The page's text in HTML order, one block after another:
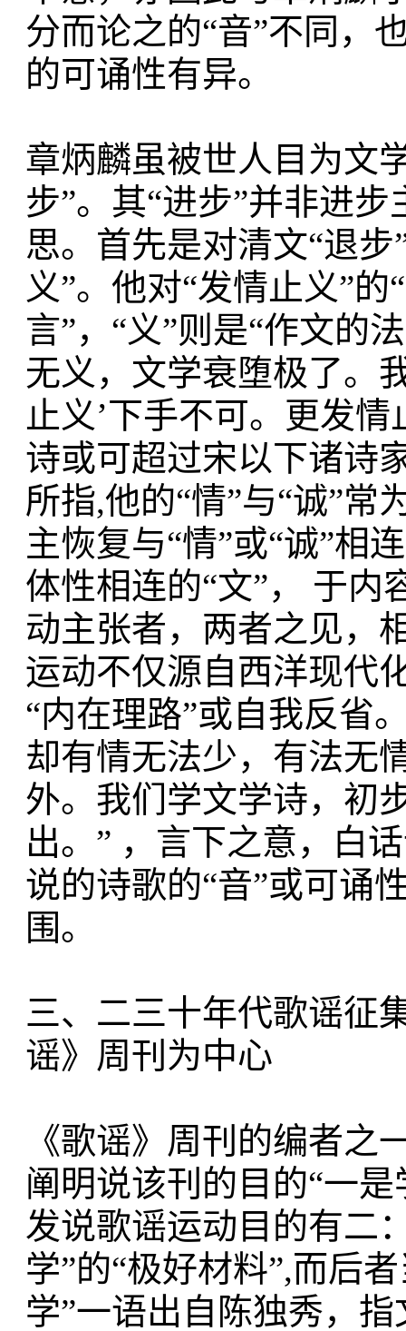
分而论之的“音”不同，
的可诵性有异。
章炳麟虽被世人目为文
步”。其“进步”并非进
思。首先是对清文“退
义”。他对“发情止义”
言”，“义”则是“作文的
无义，文学衰堕极了。
止义’下手不可。更发
诗或可超过宋以下诸诗
所指,他的“情”与“诚”
主恢复与“情”或“诚”相
体性相连的“文”， 于内
动主张者，两者之见，
运动不仅源自西洋现代
“内在理路”或自我反省
却有情无法少，有法无
外。我们学文学诗，初
出。” ，言下之意，白
说的诗歌的“音”或可诵
围。
三、二三十年代歌谣征
谣》周刊为中心
《歌谣》周刊的编者之
阐明说该刊的目的“一
发说歌谣运动目的有二
学”的“极好材料”,而后
学”一语出自陈独秀，